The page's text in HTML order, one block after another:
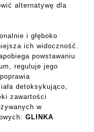
alternatywę dla
i głęboko
ich widoczność.
powstawaniu
reguluje jego
detoksykująco,
zawartości
w
GLINKA